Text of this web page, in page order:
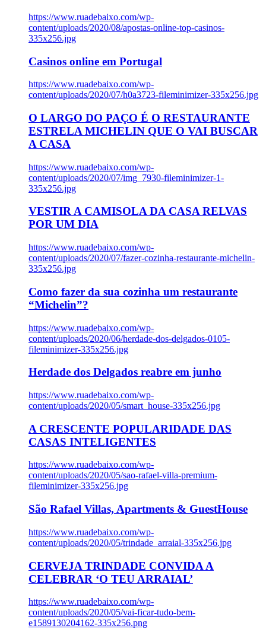
https://www.ruadebaixo.com/wp-
content/uploads/2020/08/apostas-online-top-casinos-
335x256.jpg
Casinos online em Portugal
https://www.ruadebaixo.com/wp-
content/uploads/2020/07/h0a3723-fileminimizer-335x256.jpg
O LARGO DO PAÇO É O RESTAURANTE
ESTRELA MICHELIN QUE O VAI BUSCAR
A CASA
https://www.ruadebaixo.com/wp-
content/uploads/2020/07/img_7930-fileminimizer-1-
335x256.jpg
VESTIR A CAMISOLA DA CASA RELVAS
POR UM DIA
https://www.ruadebaixo.com/wp-
content/uploads/2020/07/fazer-cozinha-restaurante-michelin-
335x256.jpg
Como fazer da sua cozinha um restaurante
“Michelin”?
https://www.ruadebaixo.com/wp-
content/uploads/2020/06/herdade-dos-delgados-0105-
fileminimizer-335x256.jpg
Herdade dos Delgados reabre em junho
https://www.ruadebaixo.com/wp-
content/uploads/2020/05/smart_house-335x256.jpg
A CRESCENTE POPULARIDADE DAS
CASAS INTELIGENTES
https://www.ruadebaixo.com/wp-
content/uploads/2020/05/sao-rafael-villa-premium-
fileminimizer-335x256.jpg
São Rafael Villas, Apartments & GuestHouse
https://www.ruadebaixo.com/wp-
content/uploads/2020/05/trindade_arraial-335x256.jpg
CERVEJA TRINDADE CONVIDA A
CELEBRAR ‘O TEU ARRAIAL’
https://www.ruadebaixo.com/wp-
content/uploads/2020/05/vai-ficar-tudo-bem-
e1589130204162-335x256.png